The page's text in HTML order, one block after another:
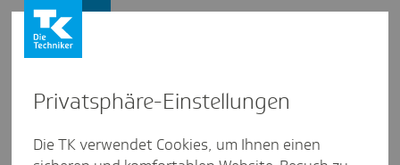
Firmenkunden Versicherung
Privat­sphäre-Einstel­lungen
Die TK verwendet Cookies, um Ihnen einen